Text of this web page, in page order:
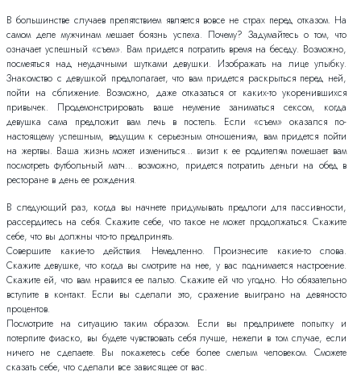
В большинстве случаев препятствием является вовсе не страх перед отказом. На
самом деле мужчинам мешает боязнь успеха. Почему? Задумайтесь о том, что
означает успешный «съем». Вам придется потратить время на беседу. Возможно,
посмеяться над неудачными шутками девушки. Изображать на лице улыбку.
Знакомство с девушкой предполагает, что вам придется раскрыться перед ней,
пойти на сближение. Возможно, даже отказаться от каких-то укоренившихся
привычек. Продемонстрировать ваше неумение заниматься сексом, когда
девушка сама предложит вам лечь в постель. Если «съем» оказался по-
настоящему успешным, ведущим к серьезным отношениям, вам придется пойти
на жертвы. Ваша жизнь может измениться… визит к ее родителям помешает вам
посмотреть футбольный матч… возможно, придется потратить деньги на обед в
ресторане в день ее рождения.
В следующий раз, когда вы начнете придумывать предлоги для пассивности,
рассердитесь на себя. Скажите себе, что такое не может продолжаться. Скажите
себе, что вы должны что-то предпринять.
Совершите какие-то действия. Немедленно. Произнесите какие-то слова.
Скажите девушке, что когда вы смотрите на нее, у вас поднимается настроение.
Скажите ей, что вам нравится ее пальто. Скажите ей что угодно. Но обязательно
вступите в контакт. Если вы сделали это, сражение выиграно на девяносто
процентов.
Посмотрите на ситуацию таким образом. Если вы предпримете попытку и
потерпите фиаско, вы будете чувствовать себя лучше, нежели в том случае, если
ничего не сделаете. Вы покажетесь себе более смелым человеком. Сможете
сказать себе, что сделали все зависящее от вас.